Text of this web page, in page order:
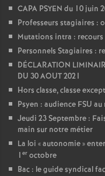
CAPA PSYEN du 10 juin
Professeurs stagiaires :
Mutations intra : recours
Personnels Stagiaires :
DÉCLARATION
DU 30 AOUT 2021
Hors classe, classe
Psyen : audience FSU
Jeudi 23 Septembre :
main sur notre métier
La loi «autonomie»
1 er octobre
Bac : le guide syndical